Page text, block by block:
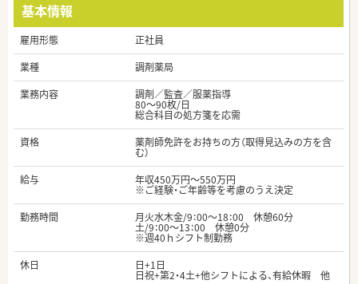
基本情報
雇用形態
正社員
業種
調剤薬局
業務内容
調剤／監査／服薬指導
80～90枚/日
総合科目の処方箋を応需
資格
薬剤師免許をお持ちの方（取得見込みの方を含
む）
給与
年収450万円～550万円
※ご経験・ご年齢等を考慮のうえ決定
勤務時間
月火水木金/9：00～18：00 休憩60分
土/9：00～13：00 休憩0分
※週40ｈシフト制勤務
休日
日+1日
日祝+第2・4土+他シフトによる、有給休暇 他